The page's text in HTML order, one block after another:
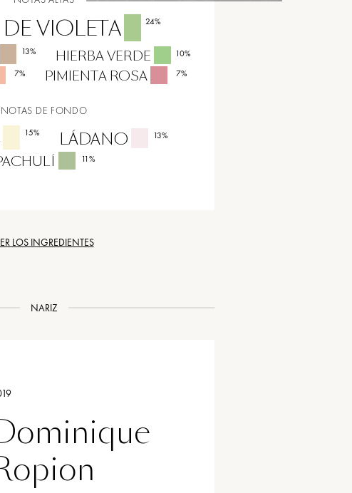
VIOLETA 24%
13% HIERBA VERDE 10%
7% PIMIENTA ROSA 7%
NOTAS DE FONDO
15% LÁDANO 13%
11%
LOS INGREDIENTES
NARIZ